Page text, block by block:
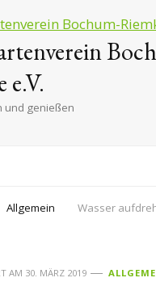
e.V.
und genießen
Allgemein Wasser
AM 30. MÄRZ 2019